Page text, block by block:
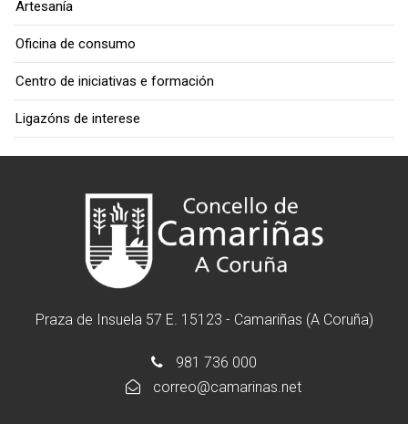
Artesanía
Oficina de consumo
Centro de iniciativas e formación
Ligazóns de interese
Praza de Insuela 57 E. 15123 - Camariñas (A Coruña)
981 736 000
correo@camarinas.net